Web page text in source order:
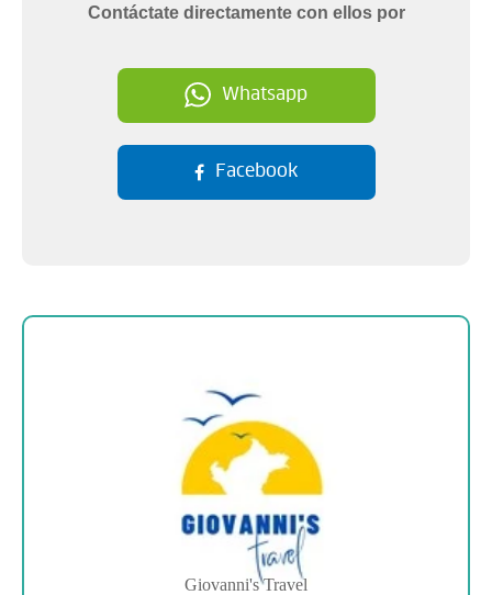
Contáctate directamente con ellos por
Whatsapp
Facebook
Giovanni's Travel